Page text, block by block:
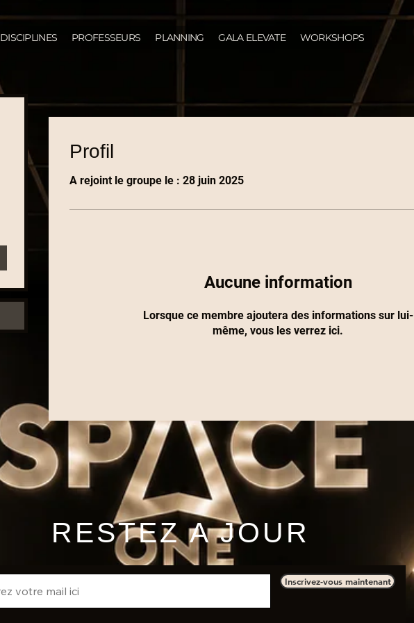
DISCIPLINES PROFESSEURS PLANNING GALA ELEVATE WORKSHOPS
Profil
A rejoint le groupe le : 28 juin 2025
Aucune information
Lorsque ce membre ajoutera des informations sur lui-
même, vous les verrez ici.
RESTEZ A JOUR
Inscrivez-vous maintenant